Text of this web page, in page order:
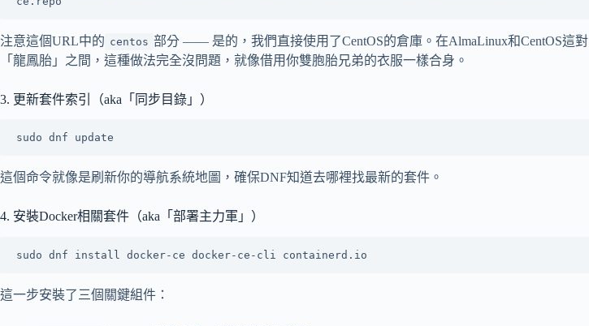
注意這個URL中的 centos 部分 —— 是的，我們直接使用了CentOS的倉庫。在AlmaLinux和CentOS這對
「龍鳳胎」之間，這種做法完全沒問題，就像借用你雙胞胎兄弟的衣服一樣合身。
3. 更新套件索引（aka「同步目錄」）
這個命令就像是刷新你的導航系統地圖，確保DNF知道去哪裡找最新的套件。
4. 安裝Docker相關套件（aka「部署主力軍」）
這一步安裝了三個關鍵組件：